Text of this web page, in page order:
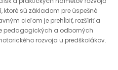
sú základom pre úspešné
cieľom je prehĺbiť, rozšíriť a
pedagogických a odborných
rozvoja u predškolákov.